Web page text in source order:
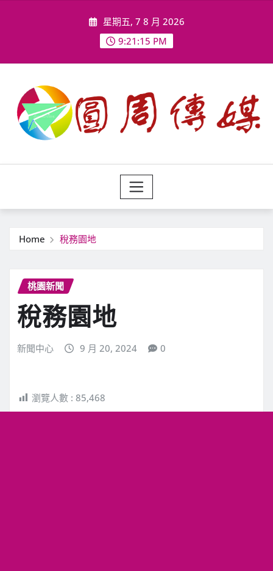
星期五, 7 8 月 2026
9:21:16 PM
Home 稅務園地
桃園新聞
稅務園地
新聞中心 9 月 20, 2024 0
瀏覽人數 : 85,468